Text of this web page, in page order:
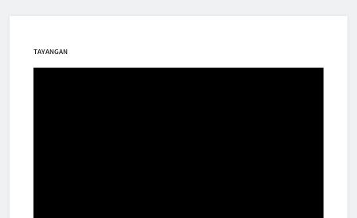
TAYANGAN